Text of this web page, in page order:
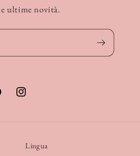
ultime novità.
Instagram
Lingua